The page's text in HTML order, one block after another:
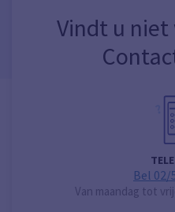
Vindt u niet
Bel 02/
Van maandag tot